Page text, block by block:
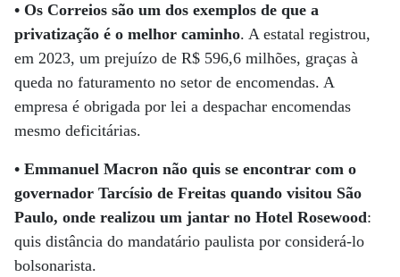
• Os Correios são um dos exemplos de que a
privatização é o melhor caminho. A estatal registrou,
em 2023, um prejuízo de R$ 596,6 milhões, graças à
queda no faturamento no setor de encomendas. A
empresa é obrigada por lei a despachar encomendas
mesmo deficitárias.
• Emmanuel Macron não quis se encontrar com o
governador Tarcísio de Freitas quando visitou São
Paulo, onde realizou um jantar no Hotel Rosewood:
quis distância do mandatário paulista por considerá-lo
bolsonarista.